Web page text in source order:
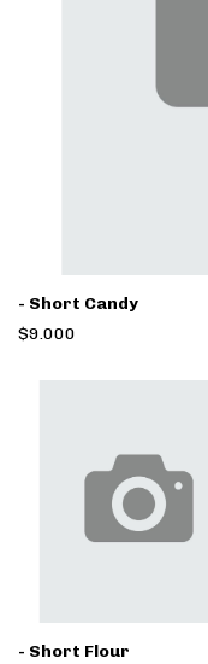
- Short Candy
$9.000
- Short Flour